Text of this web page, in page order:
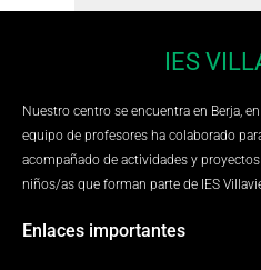
IES
Nuestro centro se encuentra en Berja,
equipo de profesores ha colaborado
acompañado de actividades y
niños/as que forman parte de IES
Enlaces importantes